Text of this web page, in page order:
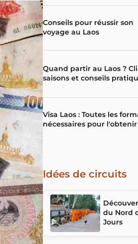
Conseils pour réussir son
voyage au Laos
Quand partir au Laos ?
saisons et conseils
Visa Laos : Toutes les
nécessaires pour l'obtenir
Idées de circuits
du Nord
Jours